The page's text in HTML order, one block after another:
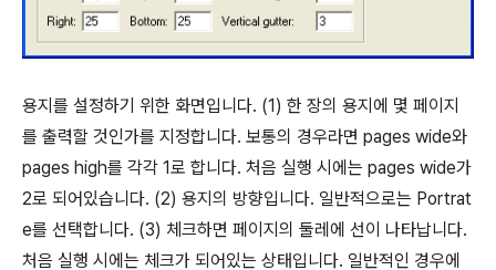
용지를 설정하기 위한 화면입니다. (1) 한 장의 용지에 몇 페이지
를 출력할 것인가를 지정합니다. 보통의 경우라면 pages wide와
pages high를 각각 1로 합니다. 처음 실행 시에는 pages wide가
2로 되어있습니다. (2) 용지의 방향입니다. 일반적으로는 Portrat
e를 선택합니다. (3) 체크하면 페이지의 둘레에 선이 나타납니다.
처음 실행 시에는 체크가 되어있는 상태입니다. 일반적인 경우에